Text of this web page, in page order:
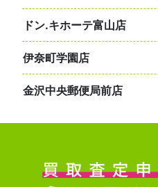
ドン.キホーテ富山店
伊奈町学園店
金沢中央郵便局前店